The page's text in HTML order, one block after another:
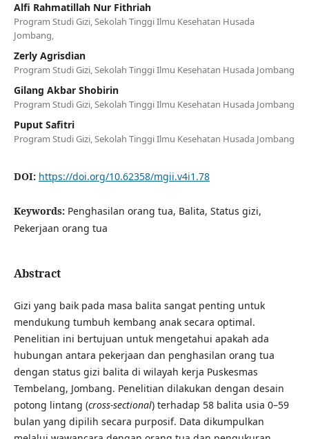
Alfi Rahmatillah Nur Fithriah
Program Studi Gizi, Sekolah Tinggi Ilmu Kesehatan Husada
Jombang,
Zerly Agrisdian
Program Studi Gizi, Sekolah Tinggi Ilmu Kesehatan Husada Jombang
Gilang Akbar Shobirin
Program Studi Gizi, Sekolah Tinggi Ilmu Kesehatan Husada Jombang
Puput Safitri
Program Studi Gizi, Sekolah Tinggi Ilmu Kesehatan Husada Jombang
DOI: https://doi.org/10.62358/mgii.v4i1.78
Keywords: Penghasilan orang tua, Balita, Status gizi,
Pekerjaan orang tua
Abstract
Gizi yang baik pada masa balita sangat penting untuk
mendukung tumbuh kembang anak secara optimal.
Penelitian ini bertujuan untuk mengetahui apakah ada
hubungan antara pekerjaan dan penghasilan orang tua
dengan status gizi balita di wilayah kerja Puskesmas
Tembelang, Jombang. Penelitian dilakukan dengan desain
potong lintang (cross-sectional) terhadap 58 balita usia 0–59
bulan yang dipilih secara purposif. Data dikumpulkan